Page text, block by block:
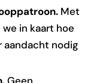
Met
in kaart hoe
aandacht nodig